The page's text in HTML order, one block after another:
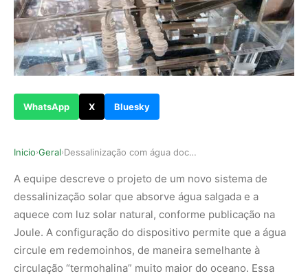
WhatsApp X Bluesky
Inicio›Geral› Dessalinização com água doce mais barata que a …
A equipe descreve o projeto de um novo sistema de
dessalinização solar que absorve água salgada e a
aquece com luz solar natural, conforme publicação na
Joule. A configuração do dispositivo permite que a água
circule em redemoinhos, de maneira semelhante à
circulação “termohalina” muito maior do oceano. Essa